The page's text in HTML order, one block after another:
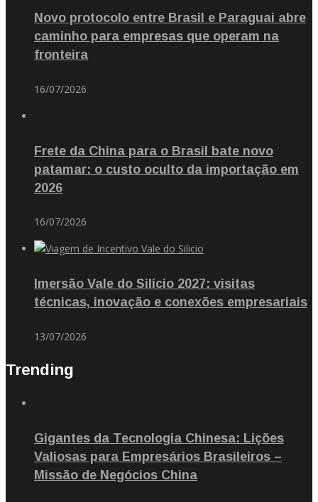
Novo protocolo entre Brasil e Paraguai abre
caminho para empresas que operam na
fronteira
16/07/2026
Frete da China para o Brasil bate novo
patamar: o custo oculto da importação em
2026
16/07/2026
Imersão Vale do Silício 2027: visitas
técnicas, inovação e conexões empresariais
13/07/2026
Trending
Gigantes da Tecnologia Chinesa: Lições
Valiosas para Empresários Brasileiros –
Missão de Negócios China